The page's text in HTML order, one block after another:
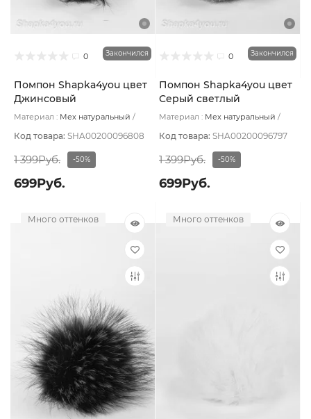
0 Закончился
Помпон Shapka4you цвет
Джинсовый
Материал : Мех натуральный
Код товара: SHA00200096808
1 399Руб. -50%
699Руб.
0 Закончился
Помпон Shapka4you цвет
Серый светлый
Материал : Мех натуральный
Код товара: SHA00200096797
1 399Руб. -50%
699Руб.
Много оттенков Много оттенков